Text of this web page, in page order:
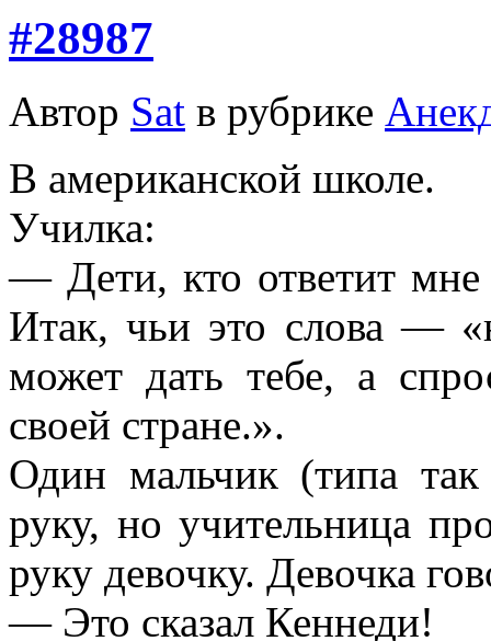
#28987
Автор Sat в рубрике
В американской школе.
Училка:
— Дети, кто ответит
Итак, чьи это слова —
может дать тебе, а
своей стране.».
Один мальчик (типа так
руку, но учительница
руку девочку. Девочка
— Это сказал Кеннеди!